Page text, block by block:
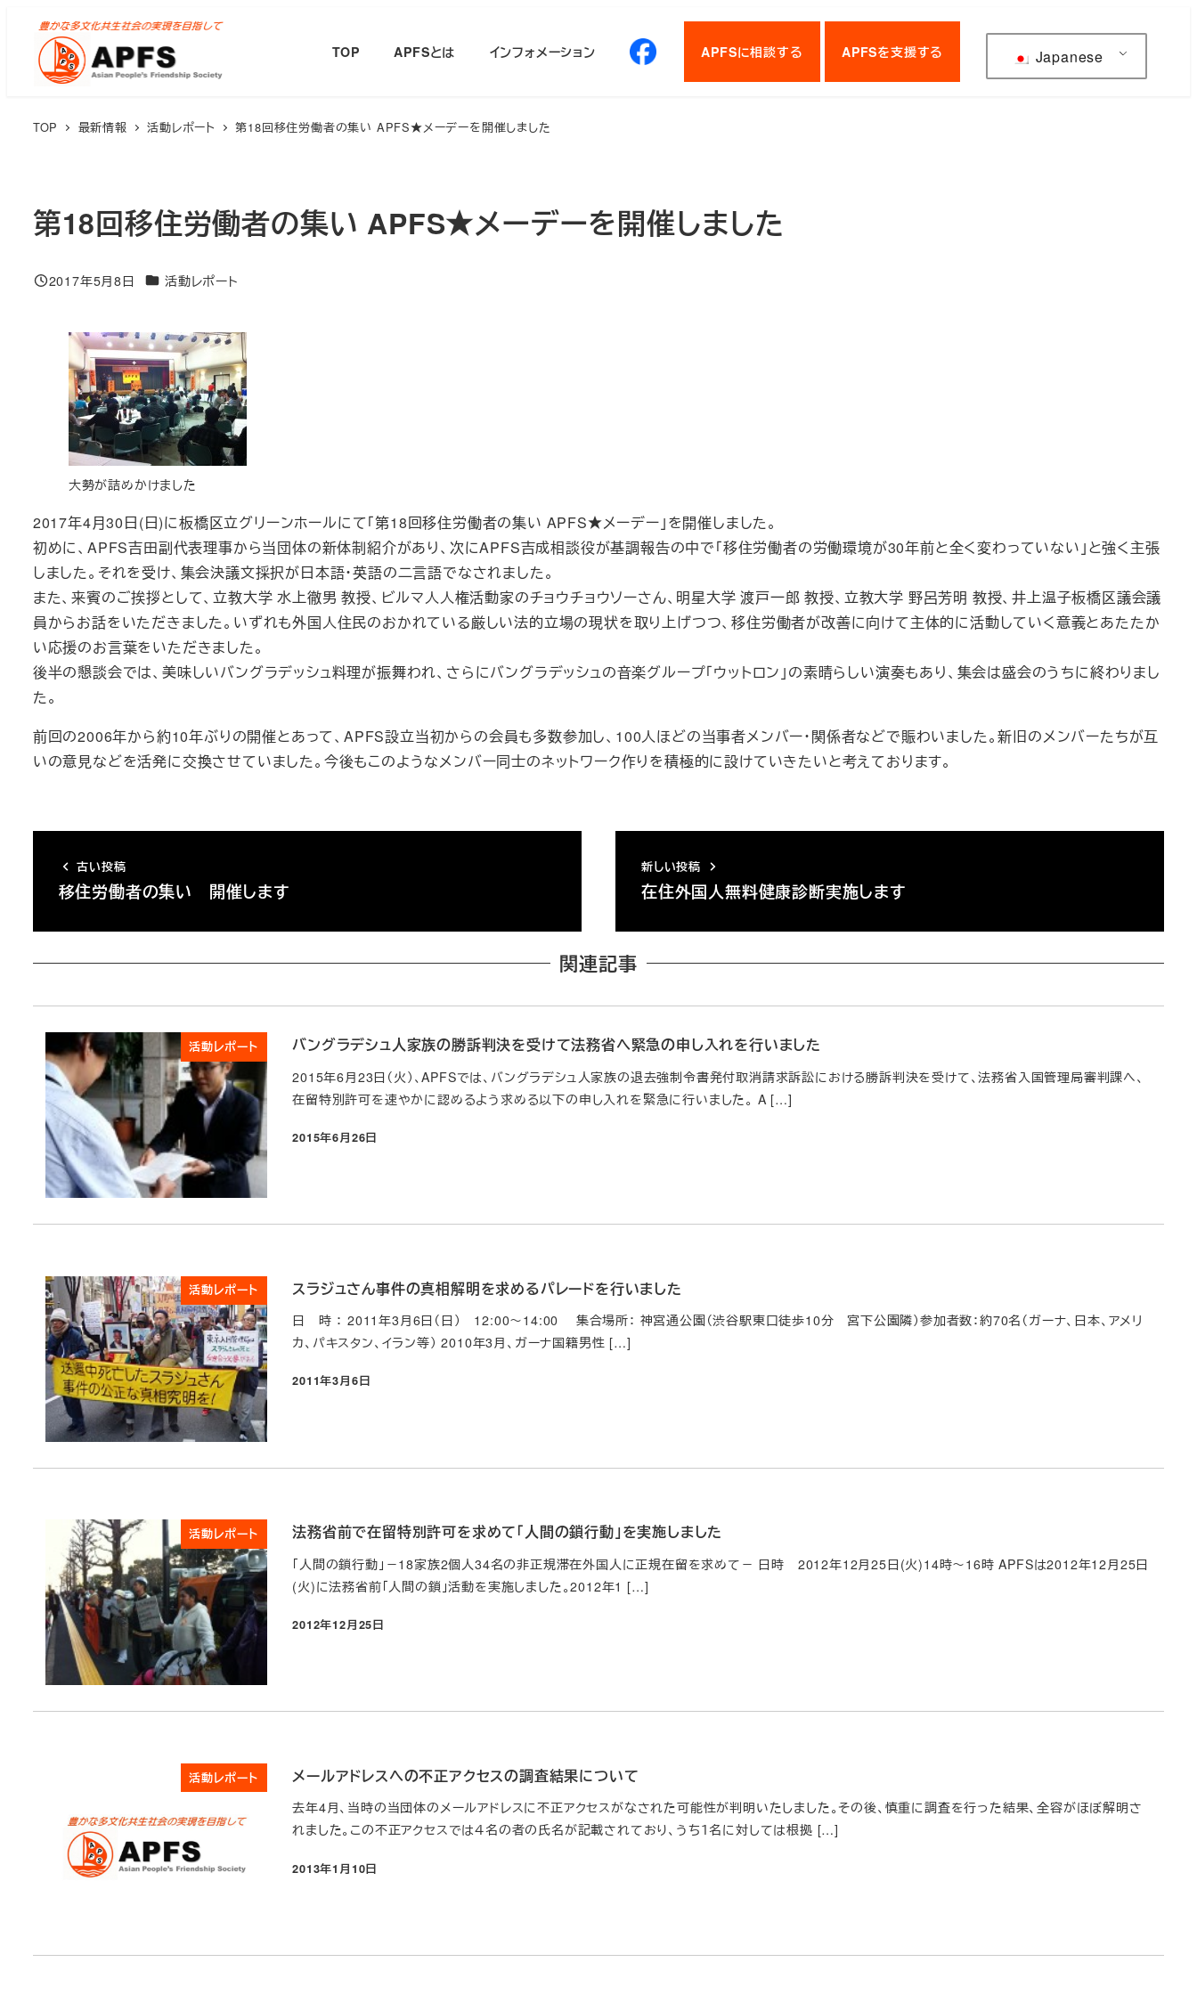
TOP APFSとは インフォメーション APFSに相談する APFSを支援する Japanese
TOP 最新情報 活動レポート 第18回移住労働者の集い APFS★メーデーを開催しました
第18回移住労働者の集い APFS★メーデーを開催しました
投稿日
2017年5月8日 カテゴリー
活動レポート
大勢が詰めかけました
2017年4月30日(日)に板橋区立グリーンホールにて「第18回移住労働者の集い APFS★メーデー」を開催しました。
初めに、APFS吉田副代表理事から当団体の新体制紹介があり、次にAPFS吉成相談役が基調報告の中で「移住労働者の労働環境が30年前と全く変わっていない」と強く主張
しました。それを受け、集会決議文採択が日本語・英語の二言語でなされました。
また、来賓のご挨拶として、立教大学 水上徹男 教授、ビルマ人人権活動家のチョウチョウソーさん、明星大学 渡戸一郎 教授、立教大学 野呂芳明 教授、井上温子板橋区議会議
員からお話をいただきました。いずれも外国人住民のおかれている厳しい法的立場の現状を取り上げつつ、移住労働者が改善に向けて主体的に活動していく意義とあたたか
い応援のお言葉をいただきました。
後半の懇談会では、美味しいバングラデッシュ料理が振舞われ、さらにバングラデッシュの音楽グループ「ウットロン」の素晴らしい演奏もあり、集会は盛会のうちに終わりまし
た。
前回の2006年から約10年ぶりの開催とあって、APFS設立当初からの会員も多数参加し、100人ほどの当事者メンバー・関係者などで賑わいました。新旧のメンバーたちが互
いの意見などを活発に交換させていました。今後もこのようなメンバー同士のネットワーク作りを積極的に設けていきたいと考えております。
古い投稿
移住労働者の集い 開催します
新しい投稿
在住外国人無料健康診断実施します
関連記事
活動レポート バングラデシュ人家族の勝訴判決を受けて法務省へ緊急の申し入れを行いました
2015年6月23日（火）、APFSでは、バングラデシュ人家族の退去強制令書発付取消請求訴訟における勝訴判決を受けて、法務省入国管理局審判課へ、
在留特別許可を速やかに認めるよう求める以下の申し入れを緊急に行いました。 A […]
投稿日
2015年6月26日
活動レポート スラジュさん事件の真相解明を求めるパレードを行いました
日 時 ： 2011年3月6日（日） 12:00～14:00 集合場所： 神宮通公園（渋谷駅東口徒歩10分 宮下公園隣）参加者数：約70名（ガーナ、日本、アメリ
カ、パキスタン、イラン等） 2010年3月、ガーナ国籍男性 […]
投稿日
2011年3月6日
活動レポート 法務省前で在留特別許可を求めて「人間の鎖行動」を実施しました
「人間の鎖行動」－18家族2個人34名の非正規滞在外国人に正規在留を求めて－ 日時 2012年12月25日(火)14時～16時 APFSは2012年12月25日
(火)に法務省前「人間の鎖」活動を実施しました。2012年1 […]
投稿日
2012年12月25日
活動レポート メールアドレスへの不正アクセスの調査結果について
去年4月、当時の当団体のメールアドレスに不正アクセスがなされた可能性が判明いたしました。その後、慎重に調査を行った結果、全容がほぼ解明さ
れました。この不正アクセスでは４名の者の氏名が記載されており、うち１名に対しては根拠 […]
投稿日
2013年1月10日